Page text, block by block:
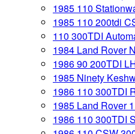
1985 110
1985 110 200tdi
110 300TDI
1984 Land Rover
1986 90 200TDI
1985 Ninety
1986 110 300TDI
1985 Land Rover
1986 110 300TDI